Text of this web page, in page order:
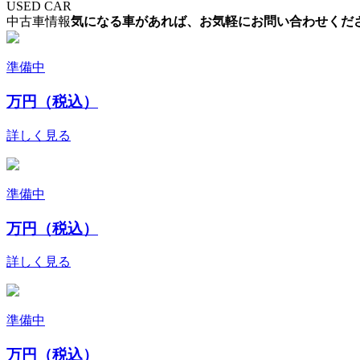
USED CAR
中古車情報気になる車があれば、お気軽にお問い合わせくだ
準備中
万円（税込）
詳しく見る
準備中
万円（税込）
詳しく見る
準備中
万円（税込）